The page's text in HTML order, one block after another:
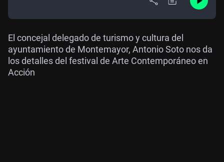
El concejal delegado de turismo y cultura del
ayuntamiento de Montemayor, Antonio Soto nos da
los detalles del festival de Arte Contemporáneo en
Acción